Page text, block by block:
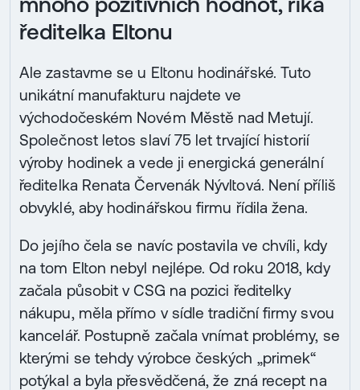
ředitelka Eltonu
Ale zastavme se u Eltonu hodinářské. Tuto
unikátní manufakturu najdete ve
východočeském Novém Městě nad Metují.
Společnost letos slaví 75 let trvající historií
výroby hodinek a vede ji energická generální
ředitelka Renata Červenák Nývltová. Není příliš
obvyklé, aby hodinářskou firmu řídila žena.
Do jejího čela se navíc postavila ve chvíli, kdy
na tom Elton nebyl nejlépe. Od roku 2018, kdy
začala působit v CSG na pozici ředitelky
nákupu, měla přímo v sídle tradiční firmy svou
kancelář. Postupně začala vnímat problémy, se
kterými se tehdy výrobce českých „primek“
potýkal a byla přesvědčená, že zná recept na